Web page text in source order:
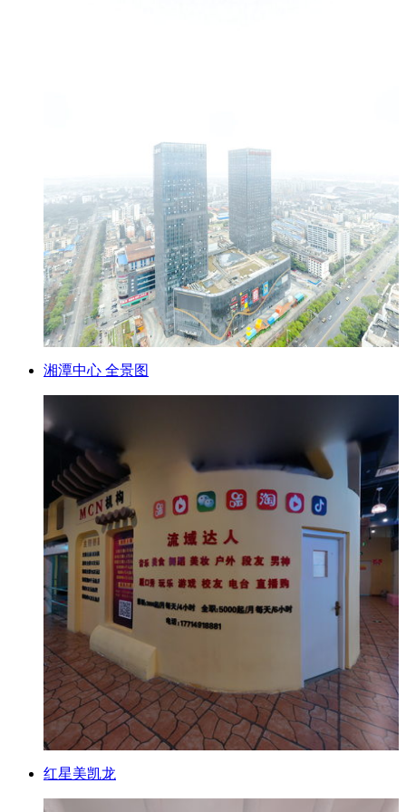
湘潭中心 全景图
红星美凯龙